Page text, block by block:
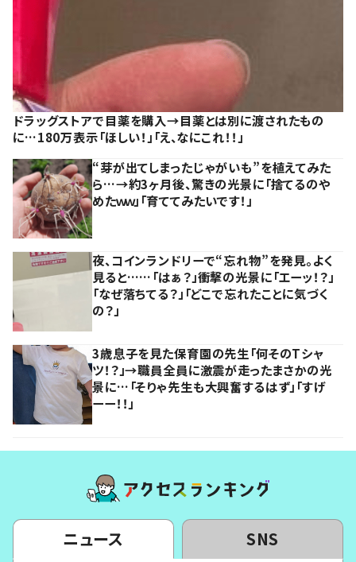
ドラッグストアで目薬を購入→目薬とは別に渡されたもの
に…180万表示「ほしい！」「え、なにこれ！！」
“芽が出てしまったじゃがいも”を植えてみた
ら…→約3ヶ月後、驚きの光景に「捨てるのや
めたｗｗ」「育ててみたいです！」
夜、コインランドリーで“忘れ物”を発見。よく
見ると……「はぁ？」衝撃の光景に「エーッ！？」
「なぜ落ちてる？」「どこで忘れたことに気づく
の？」
3歳息子を見た保育園の先生「何そのTシャ
ツ！？」→職員全員に激震が走ったまさかの光
景に…「そりゃ先生も大興奮するはず」「すげ
ーー！！」
ニュース SNS